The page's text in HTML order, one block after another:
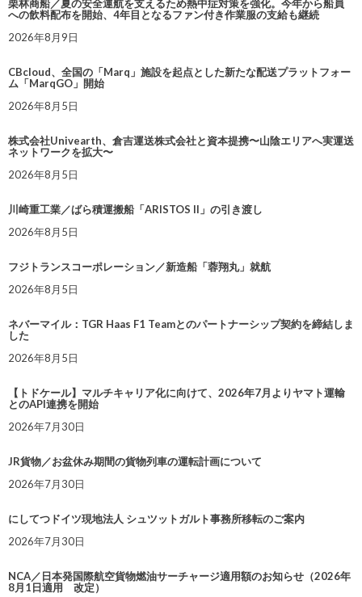
栗林商船／夏の安全運航を支えるため熱中症対策を強化。今年から船員
への飲料配布を開始、4年目となるファン付き作業服の支給も継続
2026年8月9日
CBcloud、全国の「Marq」施設を起点とした新たな配送プラットフォー
ム「MarqGO」開始
2026年8月5日
株式会社Univearth、倉吉運送株式会社と資本提携〜山陰エリアへ実運送
ネットワークを拡大〜
2026年8月5日
川崎重工業／ばら積運搬船「ARISTOS II」の引き渡し
2026年8月5日
フジトランスコーポレーション／新造船「蓉翔丸」就航
2026年8月5日
ネバーマイル：TGR Haas F1 Teamとのパートナーシップ契約を締結しま
した
2026年8月5日
【トドケール】マルチキャリア化に向けて、2026年7月よりヤマト運輸
とのAPI連携を開始
2026年7月30日
JR貨物／お盆休み期間の貨物列車の運転計画について
2026年7月30日
にしてつドイツ現地法人 シュツットガルト事務所移転のご案内
2026年7月30日
NCA／日本発国際航空貨物燃油サーチャージ適用額のお知らせ（2026年
8月1日適用 改定）